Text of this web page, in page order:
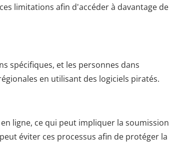
limitations afin d'accéder à davantage de
spécifiques, et les personnes dans
en utilisant des logiciels piratés.
ligne, ce qui peut impliquer la soumission
éviter ces processus afin de protéger la